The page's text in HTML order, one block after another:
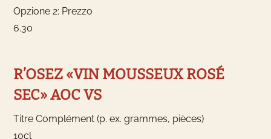
Opzione 2: Prezzo
6.30
R’OSEZ «VIN MOUSSEUX ROSÉ
SEC» AOC VS
Titre Complément (p. ex. grammes, pièces)
10cl